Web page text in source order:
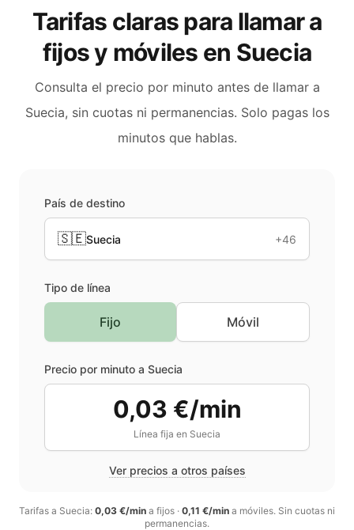
Tarifas claras para llamar a
fijos y móviles en Suecia
Consulta el precio por minuto antes de llamar a
Suecia, sin cuotas ni permanencias. Solo pagas los
minutos que hablas.
País de destino
🇸🇪Suecia +46
Tipo de línea
Fijo Móvil
Precio por minuto a Suecia
0,03 €/min
Línea fija en Suecia
Ver precios a otros países
Tarifas a Suecia: 0,03 €/min a fijos · 0,11 €/min a móviles. Sin cuotas ni
permanencias.